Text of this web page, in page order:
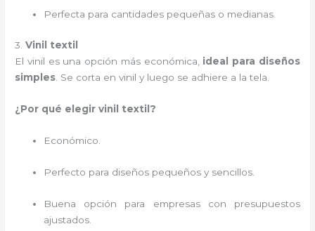
Perfecta para cantidades pequeñas o medianas.
3.Vinil textil
El vinil es una opción más económica, ideal para diseños
simples. Se corta en vinil y luego se adhiere a la tela.
¿Por qué elegir vinil textil?
Económico.
Perfecto para diseños pequeños y sencillos.
Buena opción para empresas con presupuestos
ajustados.